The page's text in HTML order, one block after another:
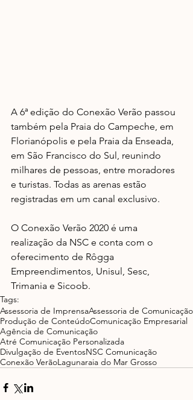
A 6ª edição do Conexão Verão passou
também pela Praia do Campeche, em
Florianópolis e pela Praia da Enseada,
em São Francisco do Sul, reunindo
milhares de pessoas, entre moradores
e turistas. Todas as arenas estão
registradas em um canal exclusivo.
O Conexão Verão 2020 é uma
realização da NSC e conta com o
oferecimento de Rôgga
Empreendimentos, Unisul, Sesc,
Trimania e Sicoob.
Tags:
Assessoria de ImprensaAssessoria de Comunicação
Produção de ConteúdoComunicação Empresarial
Agência de Comunicação
Atré Comunicação Personalizada
Divulgação de EventosNSC Comunicação
Conexão VerãoLagunaraia do Mar Grosso